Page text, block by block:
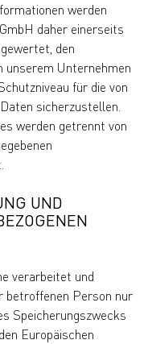
werden
daher einerseits
den
unserem Unternehmen
für die von
sicherzustellen.
werden getrennt von
UND S
D
verarbeitet und
betroffenen Person nur
Speicherungszwecks
Europäischen